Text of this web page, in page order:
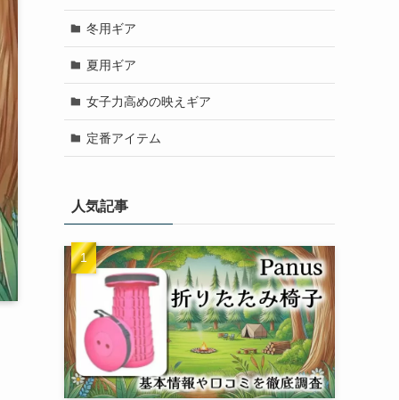
冬用ギア
夏用ギア
女子力高めの映えギア
定番アイテム
人気記事